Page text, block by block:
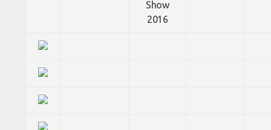
Show
2016